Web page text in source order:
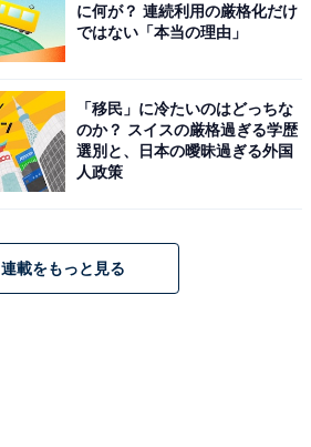
に何が？ 連続利用の厳格化だけ
ではない「本当の理由」
「移民」に冷たいのはどっちな
のか？ スイスの厳格過ぎる学歴
選別と、日本の曖昧過ぎる外国
人政策
連載をもっと見る